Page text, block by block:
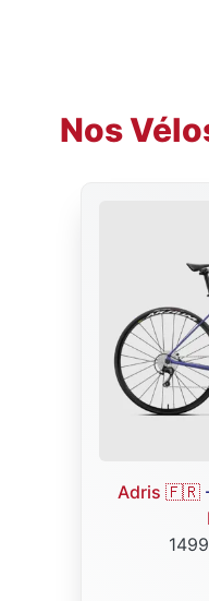
Nos
Adris 🇫🇷